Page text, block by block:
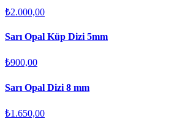
₺2.000,00
Sarı Opal Küp Dizi 5mm
₺900,00
Sarı Opal Dizi 8 mm
₺1.650,00